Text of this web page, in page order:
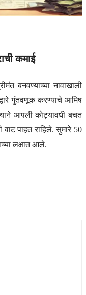
कमाई
बनवण्याच्या नावाखाली
गुंतवणूक करण्याचे आमिष
आपली कोट्यावधी बचत
पाहत राहिले. सुमारे 50
लक्षात आले.